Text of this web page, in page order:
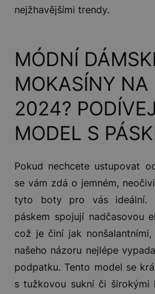
nejžhavějšími trendy.
MÓDNÍ
MOKASÍNY NA
2024?
MODEL S
Pokud nechcete ustupovat
se vám zdá o jemném,
tyto boty pro vás ideální.
páskem spojují nadčasovou
což je činí jak
našeho názoru nejlépe
podpatku. Tento model se
s tužkovou sukní či širokými